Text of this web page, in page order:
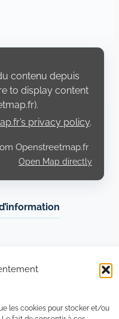
les cookies pour stocker et/ou
contenu depuis
to display content
privacy policy.
Openstreetmap.fr
Open Map directly